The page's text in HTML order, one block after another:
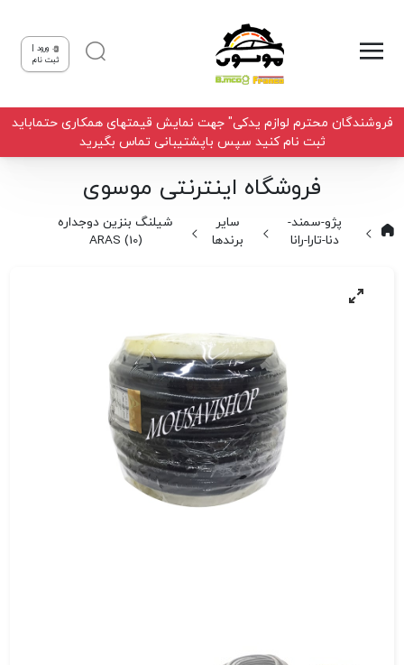
ورود |
ثبت نام
فروشندگان محترم لوازم یدکی" جهت نمایش قیمتهای همکاری حتماباید
ثبت نام کنید سپس باپشتیبانی تماس بگیرید
فروشگاه اینترنتی موسوی
پژو-سمند-
دنا-تارا-رانا
سایر
برندها
شیلنگ بنزین دوجداره
(10) ARAS